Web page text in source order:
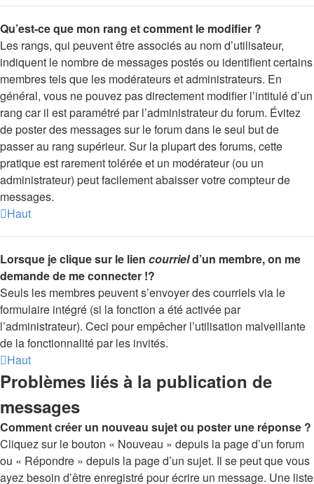
Qu’est-ce que mon rang et comment le modifier ?
Les rangs, qui peuvent être associés au nom d’utilisateur,
indiquent le nombre de messages postés ou identifient certains
membres tels que les modérateurs et administrateurs. En
général, vous ne pouvez pas directement modifier l’intitulé d’un
rang car il est paramétré par l’administrateur du forum. Évitez
de poster des messages sur le forum dans le seul but de
passer au rang supérieur. Sur la plupart des forums, cette
pratique est rarement tolérée et un modérateur (ou un
administrateur) peut facilement abaisser votre compteur de
messages.
Haut
Lorsque je clique sur le lien courrield’un membre, on me
demande de me connecter !?
Seuls les membres peuvent s’envoyer des courriels via le
formulaire intégré (si la fonction a été activée par
l’administrateur). Ceci pour empêcher l’utilisation malveillante
de la fonctionnalité par les invités.
Haut
Problèmes liés à la publication de
messages
Comment créer un nouveau sujet ou poster une réponse ?
Cliquez sur le bouton « Nouveau » depuis la page d’un forum
ou « Répondre » depuis la page d’un sujet. Il se peut que vous
ayez besoin d’être enregistré pour écrire un message. Une liste